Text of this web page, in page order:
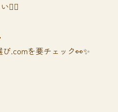
🙆‍♀️
.comを要チェック👀✨